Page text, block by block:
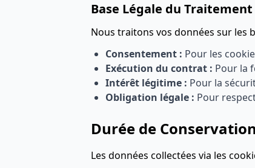
Base Légale du Traitement
Nous traitons vos données sur les
Consentement : Pour les
Exécution du contrat : Pour la
Intérêt légitime : Pour la
Obligation légale : Pour
Durée de Conservation
Les données collectées via les